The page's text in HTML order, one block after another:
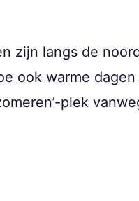
zijn langs de
ook warme
plek